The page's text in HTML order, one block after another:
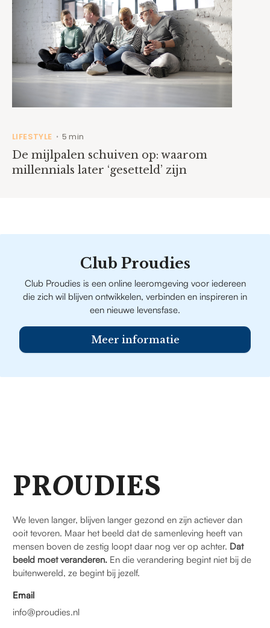
LIFESTYLE • 5 min
De mijlpalen schuiven op: waarom
millennials later ‘gesetteld’ zijn
Club Proudies
Club Proudies is een online leeromgeving voor iedereen
die zich wil blijven ontwikkelen, verbinden en inspireren in
een nieuwe levensfase.
Meer informatie
PROUDIES
We leven langer, blijven langer gezond en zijn actiever dan
ooit tevoren. Maar het beeld dat de samenleving heeft van
mensen boven de zestig loopt daar nog ver op achter. Dat
beeld moet veranderen. En die verandering begint niet bij de
buitenwereld, ze begint bij jezelf.
Email
info@proudies.nl